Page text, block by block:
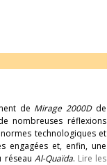
de Mirage 2000Dde
nombreuses réflexions
technologiques et
engagées et, enfin, une
réseau Al-Quaïda. Lire les